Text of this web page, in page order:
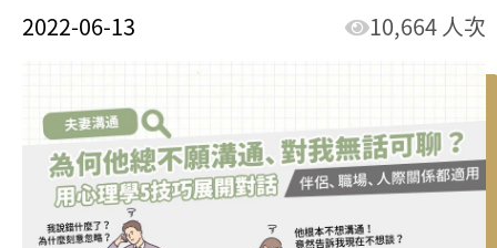
2022-06-13 10,664 人次